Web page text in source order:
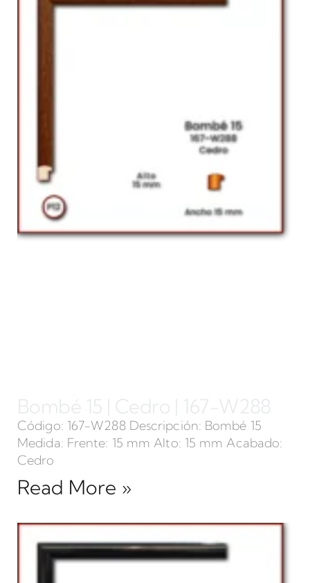
Bombé 15 | Cedro | 167-W288
Código: 167-W288 Descripción: Bombé 15
Medida: Frente: 15 mm Alto: 15 mm Acabado:
Cedro
Read More »